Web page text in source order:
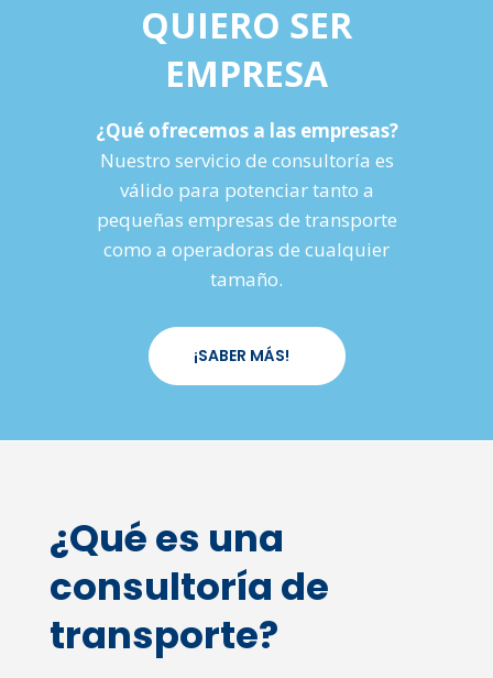
QUIERO SER
EMPRESA
¿Qué ofrecemos a las empresas?
Nuestro servicio de consultoría es
válido para potenciar tanto a
pequeñas empresas de transporte
como a operadoras de cualquier
tamaño.
¡SABER MÁS!
¿Qué es una
consultoría de
transporte?